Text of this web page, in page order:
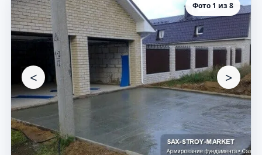
Фото 1 из 8
< >